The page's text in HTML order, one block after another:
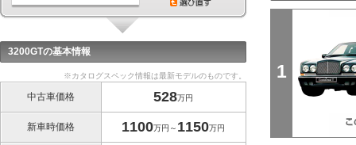
3200GTの基本情報
※カタログスペック情報は最新モデルのものです。
中古車価格 528万円
新車時価格 1100万円～ 1150万円
1